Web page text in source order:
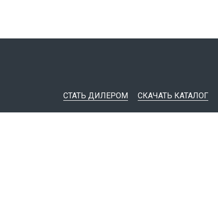
СТАТЬ ДИЛЕРОМ СКАЧАТЬ КАТАЛОГ